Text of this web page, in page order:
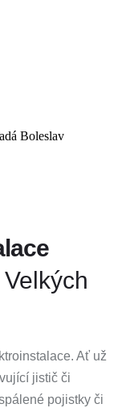
Ať už
jistič či
pojistky či